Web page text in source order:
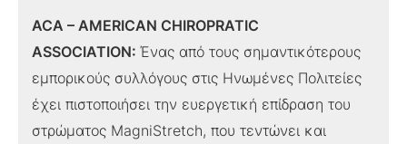
ACA – AMERICAN CHIROPRATIC
ASSOCIATION: Ένας από τους σημαντικότερους
εμπορικούς συλλόγους στις Ηνωμένες Πολιτείες
έχει πιστοποιήσει την ευεργετική επίδραση του
στρώματος MagniStretch, που τεντώνει και